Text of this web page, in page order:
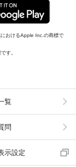
おけるApple Inc.の商標で
す。
覧
問
示設定